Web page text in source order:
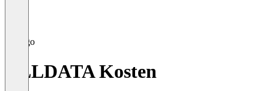
ALLDATA Kosten